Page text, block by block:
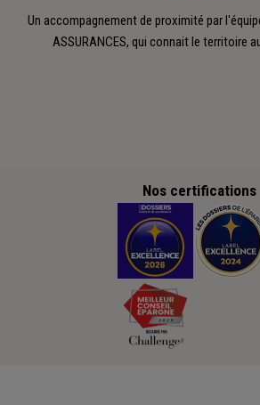
Un accompagnement de proximité par
ASSURANCES, qui connait le territoire
Nos certifications